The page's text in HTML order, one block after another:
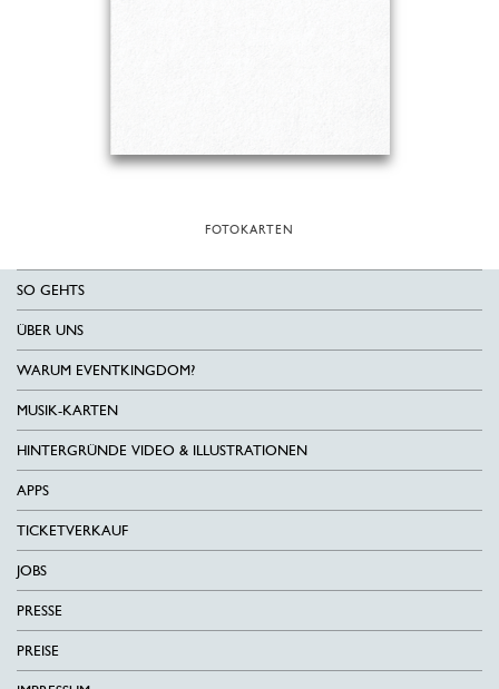
FOTOKARTEN
SO GEHTS
ÜBER UNS
WARUM EVENTKINGDOM?
MUSIK-KARTEN
HINTERGRÜNDE VIDEO & ILLUSTRATIONEN
APPS
TICKETVERKAUF
JOBS
PRESSE
PREISE